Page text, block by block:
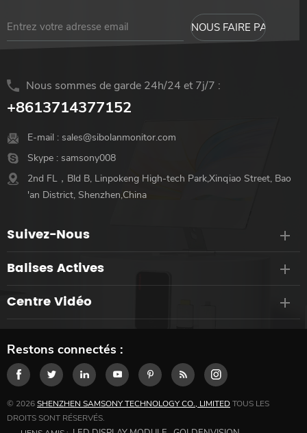
Nous sommes de garde 24h/24 et 7j/7 :
+8613714377152
E-mail : sales@sibolanmonitor.com
Skype : samsony008
2nd FL，Bld B, Linpokeng High-tech Park,Xinqiao Street, Bao
'an District, Shenzhen,China
Suivez-Nous
Balises Actives
Centre Vidéo
Restons connectés :
© 2026SHENZHEN SAMSONY TECHNOLOGY CO., LIMITED TOUS LES
DROITS SONT RÉSERVÉS.